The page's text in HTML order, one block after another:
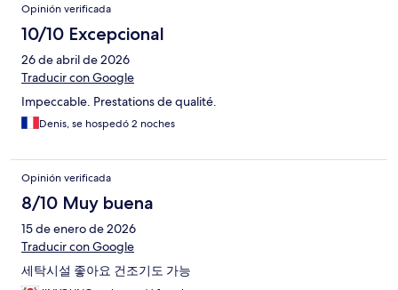
Opinión verificada
10/10 Excepcional
26 de abril de 2026
Traducir con Google
Impeccable. Prestations de qualité.
Denis, se hospedó 2 noches
Opinión verificada
8/10 Muy buena
15 de enero de 2026
Traducir con Google
세탁시설 좋아요 건조기도 가능